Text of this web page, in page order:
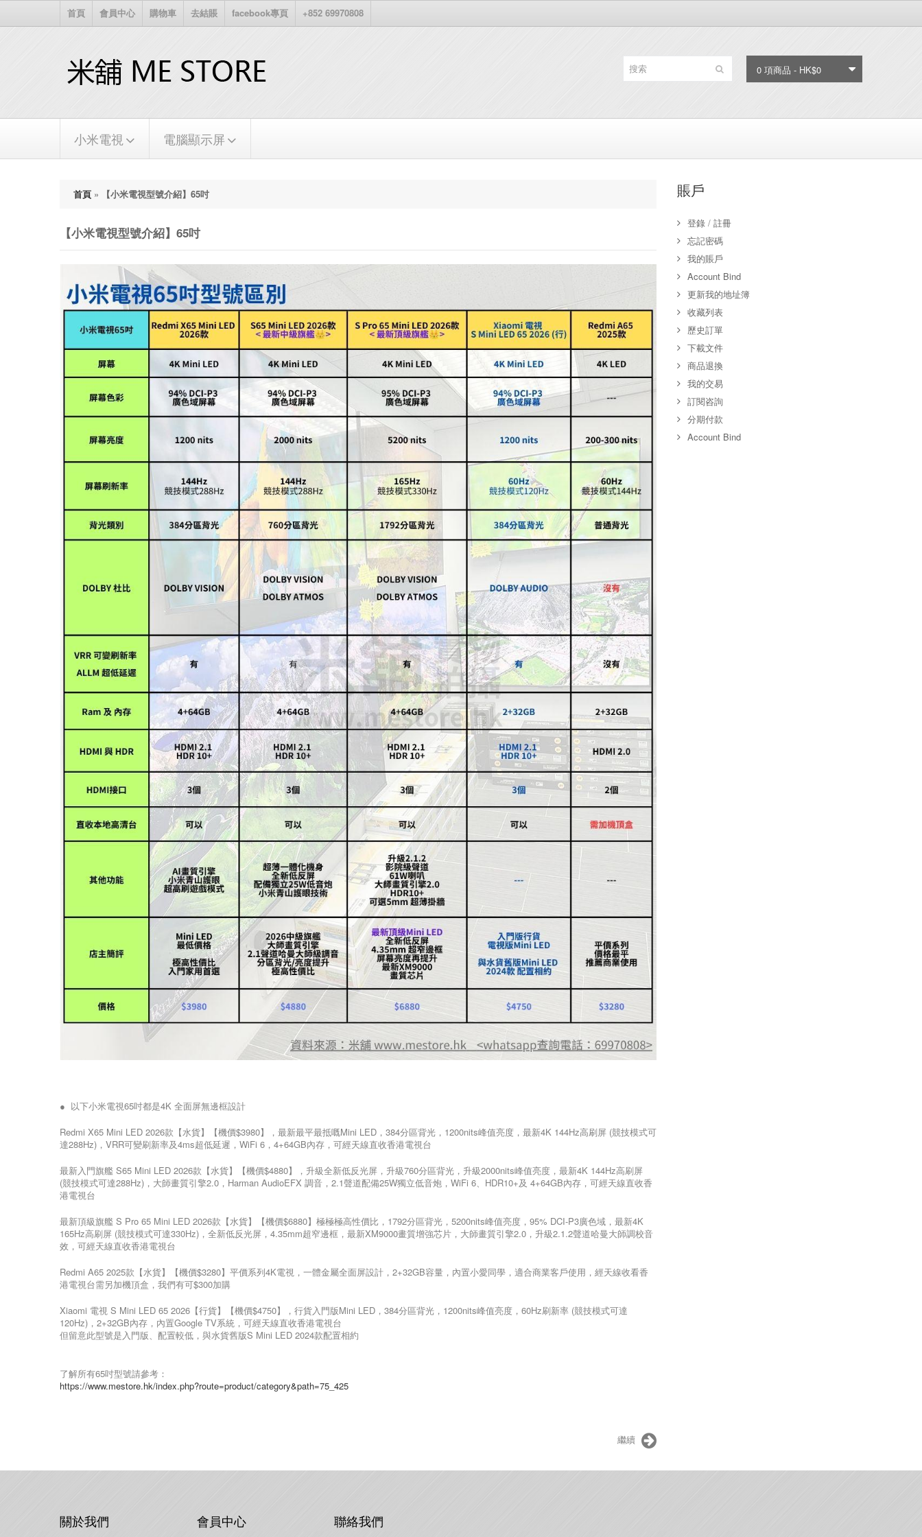
首頁 會員中心 購物車 去結賬 facebook專頁 +852 69970808
0 項商品 - HK$0
小米電視 電腦顯示屏
首頁 » 【小米電視型號介紹】65吋
【小米電視型號介紹】65吋
● 以下小米電視65吋都是4K 全面屏無邊框設計
Redmi X65 Mini LED 2026款【水貨】【機價$3980】，最新最平最抵嘅Mini LED，384分區背光，1200nits峰值亮度，最新4K 144Hz高刷屏 (競技模式可
達288Hz)，VRR可變刷新率及4ms超低延遲，WiFi 6，4+64GB內存，可經天線直收香港電視台
最新入門旗艦 S65 Mini LED 2026款【水貨】【機價$4880】，升級全新低反光屏，升級760分區背光，升級2000nits峰值亮度，最新4K 144Hz高刷屏
(競技模式可達288Hz)，大師畫質引擎2.0，Harman AudioEFX 調音，2.1聲道配備25W獨立低音炮，WiFi 6、HDR10+及 4+64GB內存，可經天線直收香
港電視台
最新頂級旗艦 S Pro 65 Mini LED 2026款【水貨】【機價$6880】極極極高性價比，1792分區背光，5200nits峰值亮度，95% DCI-P3廣色域，最新4K
165Hz高刷屏 (競技模式可達330Hz)，全新低反光屏，4.35mm超窄邊框，最新XM9000畫質增強芯片，大師畫質引擎2.0，升級2.1.2聲道哈曼大師調校音
效，可經天線直收香港電視台
Redmi A65 2025款【水貨】【機價$3280】平價系列4K電視，一體金屬全面屏設計，2+32GB容量，內置小愛同學，適合商業客戶使用，經天線收看香
港電視台需另加機頂盒，我們有可$300加購
Xiaomi 電視 S Mini LED 65 2026【行貨】【機價$4750】，行貨入門版Mini LED，384分區背光，1200nits峰值亮度，60Hz刷新率 (競技模式可達
120Hz)，2+32GB內存，內置Google TV系統，可經天線直收香港電視台
但留意此型號是入門版、配置較低，與水貨舊版S Mini LED 2024款配置相約
了解所有65吋型號請參考：
https://www.mestore.hk/index.php?route=product/category&path=75_425
繼續
賬戶
登錄 / 註冊
忘記密碼
我的賬戶
Account Bind
更新我的地址簿
收藏列表
歷史訂單
下載文件
商品退換
我的交易
訂閱咨詢
分期付款
Account Bind
關於我們 會員中心 聯絡我們